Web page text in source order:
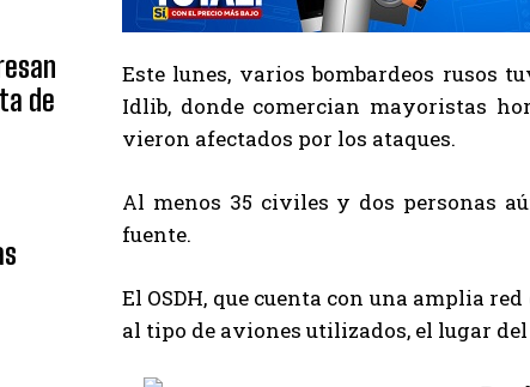
de
Este lunes, varios bombardeos rusos
Idlib, donde comercian mayoristas
vieron afectados por los ataques.
Al menos 35 civiles y dos personas
fuente.
El OSDH, que cuenta con una amplia
al tipo de aviones utilizados, el lugar